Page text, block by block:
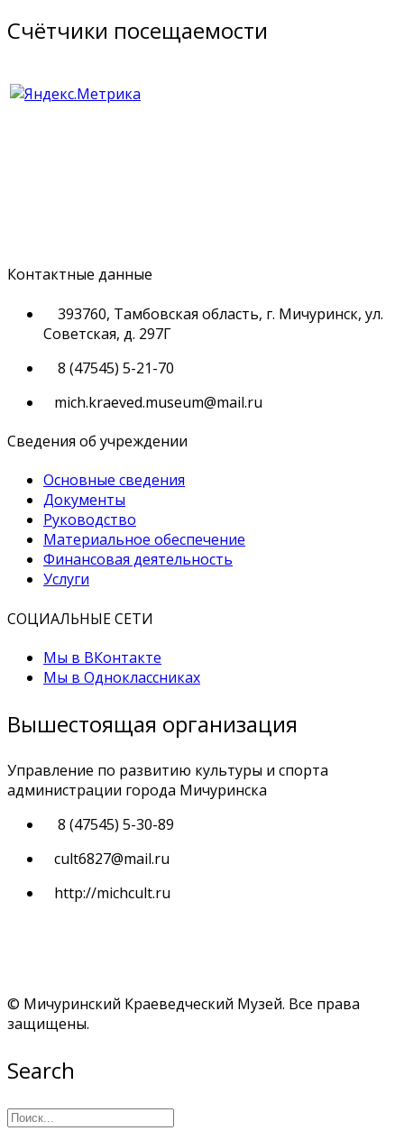
Счётчики посещаемости
Контактные данные
393760, Тамбовская область, г. Мичуринск, ул.
Советская, д. 297Г
8 (47545) 5-21-70
mich.kraeved.museum@mail.ru
Сведения об учреждении
Основные сведения
Документы
Руководство
Материальное обеспечение
Финансовая деятельность
Услуги
СОЦИАЛЬНЫЕ СЕТИ
Мы в ВКонтакте
Мы в Одноклассниках
Вышестоящая организация
Управление по развитию культуры и спорта
администрации города Мичуринска
8 (47545) 5-30-89
cult6827@mail.ru
http://michcult.ru
© Мичуринский Краеведческий Музей. Все права
защищены.
Search